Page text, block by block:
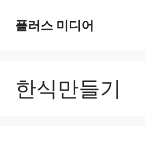
플러스 미디어
한식만들기